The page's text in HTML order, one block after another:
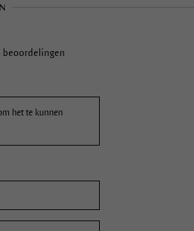
beoordelingen
het te kunnen